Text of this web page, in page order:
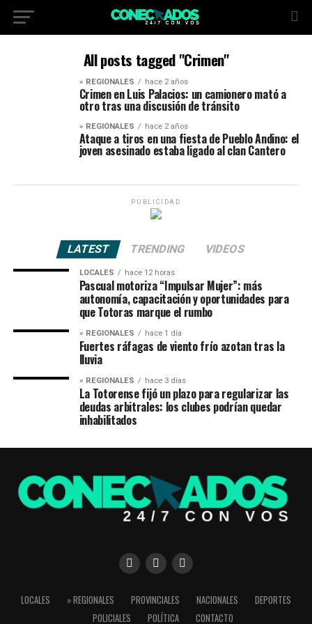
All posts tagged "Crimen"
» REGIONALES hace 2 años
Crimen en Luis Palacios: un camionero mató a
otro tras una discusión de tránsito
» REGIONALES hace 2 años
Ataque a tiros en una fiesta de Pueblo Andino: el
joven asesinado estaba ligado al clan Cantero
PUBLICIDAD
LATEST TRENDING VIDEOS
LOCALES hace 12 horas
Pascual motoriza “Impulsar Mujer”: más
autonomía, capacitación y oportunidades para
que Totoras marque el rumbo
» REGIONALES hace 1 día
Fuertes ráfagas de viento frío azotan tras la
lluvia
» REGIONALES hace 3 días
La Totorense fijó un plazo para regularizar las
deudas arbitrales: los clubes podrían quedar
inhabilitados
LOCALES » REGIONALES PROVINCIALES NACIONALES
DEPORTES
POLICIALES
POLÍTICA CONTACTO